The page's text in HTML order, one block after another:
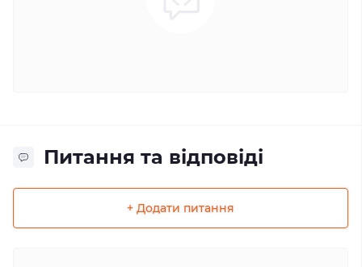
Питання та відповіді
+ Додати питання